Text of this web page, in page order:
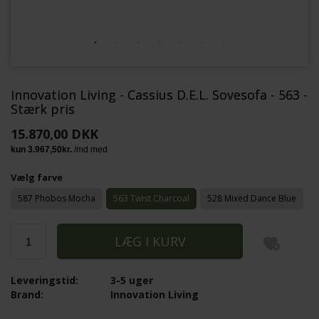
Innovation Living - Cassius D.E.L. Sovesofa - 563 -
Stærk pris
15.870,00 DKK
Vælg farve
587 Phobos Mocha 563 Twist Charcoal 528 Mixed Dance Blue
3-5 uger
Leveringstid:
Innovation Living
Brand: